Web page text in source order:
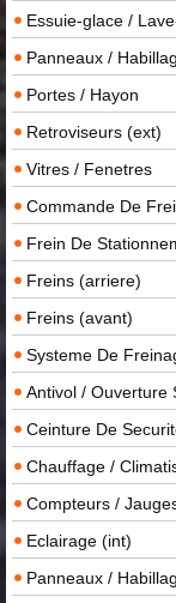
Essuie-glace /
Panneaux /
Portes / Hayon
Retroviseurs (ext)
Vitres / Fenetres
Commande De
Frein De
Freins (arriere)
Freins (avant)
Systeme De
Antivol / Ouverture
Ceinture De
Chauffage /
Compteurs /
Eclairage (int)
Panneaux /